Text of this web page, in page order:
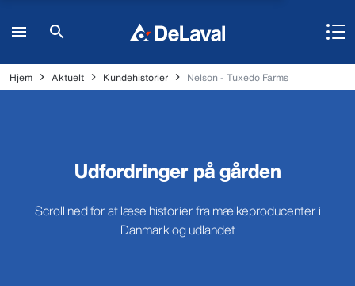
Hjem Aktuelt Kundehistorier Nelson - Tuxedo Farms
Udfordringer på gården
Scroll ned for at læse historier fra mælkeproducenter i
Danmark og udlandet